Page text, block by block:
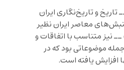
و تاریخ‌نگاری ایران
معاصر ایران نظیر
نیز متناسب با اتفاقات و
موضوعاتی بود که در
افزایش یافته است.